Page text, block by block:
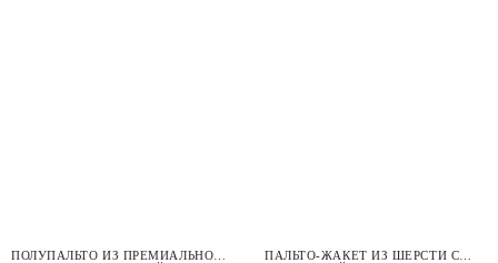
ПОЛУПАЛЬТО ИЗ ПРЕМИАЛЬНОЙ
ПАЛЬТО-ЖАКЕТ ИЗ ШЕРСТИ С